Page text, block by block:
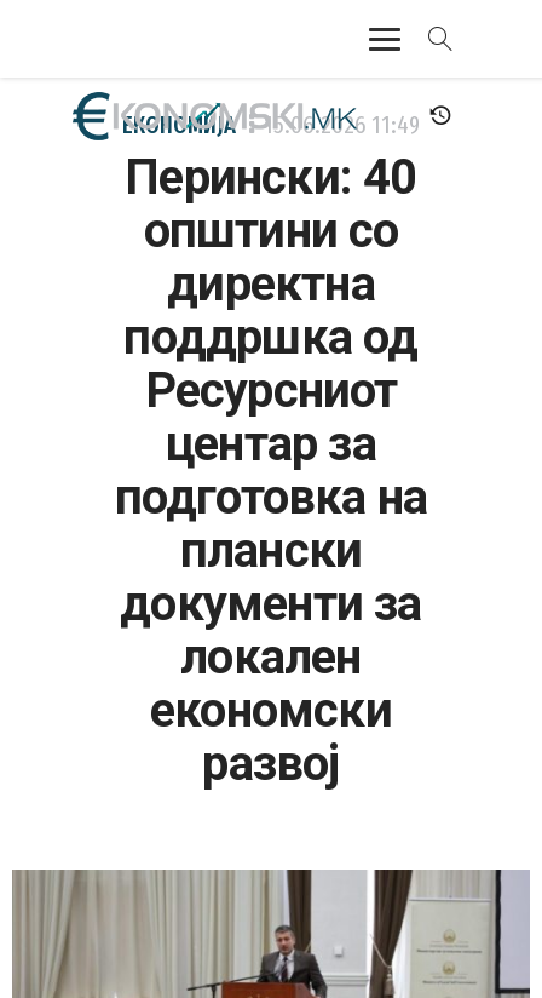
АКТУЕЛНО
ЕКОНОМИЈА
ФИНАНСИИ
БАНКАРСТВО
ЖИВОТ
ЕКОНОМИЈА 15.06.2026 11:49
Перински: 40
општини со
директна
поддршка од
Ресурсниот
центар за
подготовка на
плански
документи за
локален
економски
развој